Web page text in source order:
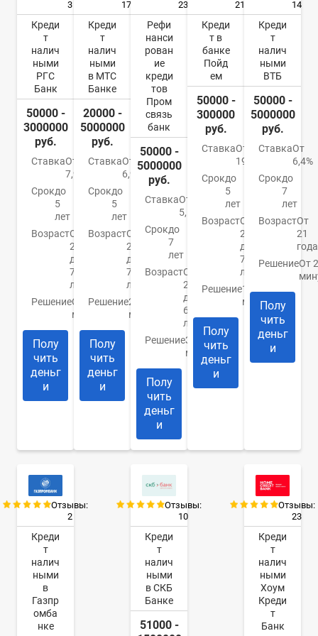
3
Креди
т
налич
ными
РГС
Банк
50000 -
3000000
руб.
СтавкаОт
7,9%
Срокдо
5
лет
ВозрастОт
21
до
70
лет
РешениеОт 15
минут
Полу
чить
деньг
и
17
Креди
т
налич
ными
в МТС
Банке
20000 -
5000000
руб.
СтавкаОт
6,9%
Срокдо
5
лет
ВозрастОт
20
до
70
лет
Решение2
минуты
Полу
чить
деньг
и
23
Рефи
нанси
рован
ие
креди
тов
Пром
связь
банк
50000 -
5000000
руб.
СтавкаОт
5,5%
Срокдо
7
лет
ВозрастОт
23
до
65
лет
РешениеЗа 5
минут
Полу
чить
деньг
и
21
Креди
т в
банке
Пойд
ем
50000 -
300000
руб.
СтавкаОт
19,8%
Срокдо
5
лет
ВозрастОт
22
до
70
лет
Решение10
минут
Полу
чить
деньг
и
14
Креди
т
налич
ными
ВТБ
50000 -
5000000
руб.
СтавкаОт
6,4%
Срокдо
7
лет
ВозрастОт
21
года
РешениеОт 2
Полу
чить
деньг
и
Отзывы:
2
Креди
т
налич
ными
в
Газпр
омба
нке
Отзывы:
10
Креди
т
налич
ными
в СКБ
Банке
51000 -
Отзывы:
23
Креди
т
налич
ными
Хоум
Креди
т
Банк